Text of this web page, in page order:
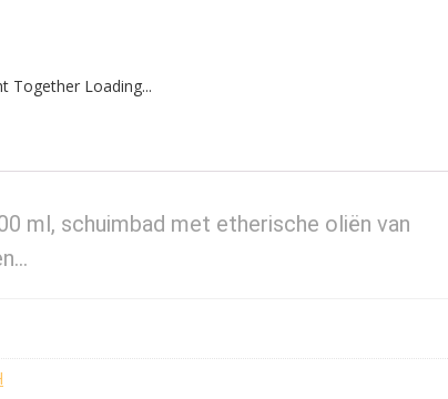
Together Loading...
ml, schuimbad met etherische oliën van